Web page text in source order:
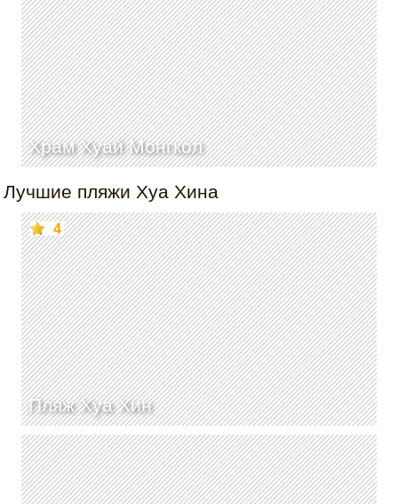
Храм Хуай Монгкол
Лучшие пляжи Хуа Хина
Пляж Хуа Хин
4